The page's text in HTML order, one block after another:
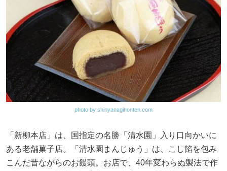
photo by shinyanagihonten.com
「新柳本店」は、国指定の名勝「清水園」入り口向かいに
ある老舗菓子店。「清水園まんじゅう」は、こし餡を包み
こんだ昔ながらのお饅頭。お店で、40年変わらぬ製法で作